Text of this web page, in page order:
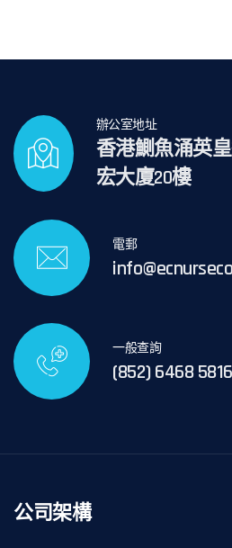
辦公室地址
香港鰂魚涌英
宏大廈20樓
電郵
一般查詢
(852) 6468 5816
公司架構